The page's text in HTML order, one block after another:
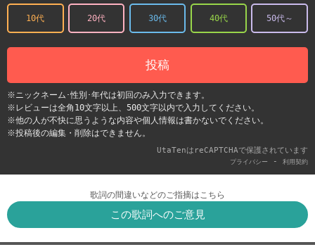
10代 20代 30代 40代 50代～
投稿
※ニックネーム･性別･年代は初回のみ入力できます。
※レビューは全角10文字以上、500文字以内で入力してください。
※他の人が不快に思うような内容や個人情報は書かないでください。
※投稿後の編集・削除はできません。
UtaTenはreCAPTCHAで保護されています
プライバシー - 利用契約
歌詞の間違いなどのご指摘はこちら
この歌詞へのご意見